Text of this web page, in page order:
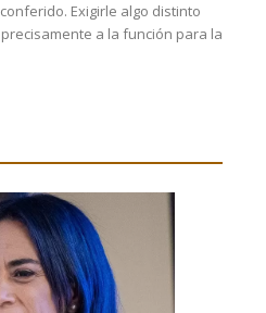
Exigirle algo distinto
a la función para la